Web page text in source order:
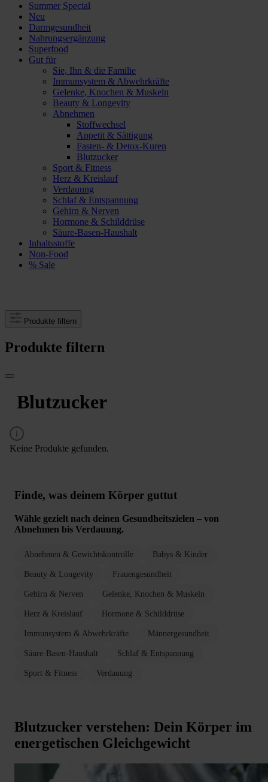
Summer Special
Neu
Darmgesundheit
Nahrungsergänzung
Superfood
Gut für
Sie, Ihn & die Familie
Immunsystem & Abwehrkräfte
Gelenke, Knochen & Muskeln
Beauty & Longevity
Abnehmen
Stoffwechsel
Appetit & Sättigung
Fasten- & Detox-Kuren
Blutzucker
Sport & Fitness
Herz & Kreislauf
Verdauung
Schlaf & Entspannung
Gehirn & Nerven
Hormone & Schilddrüse
Säure-Basen-Haushalt
Inhaltsstoffe
Non-Food
% Sale
Produkte filtern
Produkte filtern
Blutzucker
Keine Produkte gefunden.
Finde, was deinem Körper guttut
Wähle gezielt nach deinen Gesundheitszielen – von
Abnehmen bis Verdauung.
Abnehmen & Gewichtskontrolle Babys & Kinder
Beauty & Longevity Frauengesundheit
Gehirn & Nerven Gelenke, Knochen & Muskeln
Herz & Kreislauf Hormone & Schilddrüse
Immunsystem & Abwehrkräfte Männergesundheit
Säure-Basen-Haushalt Schlaf & Entspannung
Sport & Fitness Verdauung
Blutzucker verstehen: Dein Körper im
energetischen Gleichgewicht